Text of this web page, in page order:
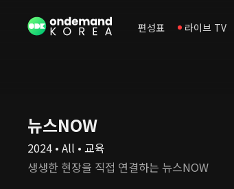
편성표 라이브 TV
뉴스NOW
2024 • All • 교육
생생한 현장을 직접 연결하는 뉴스NOW